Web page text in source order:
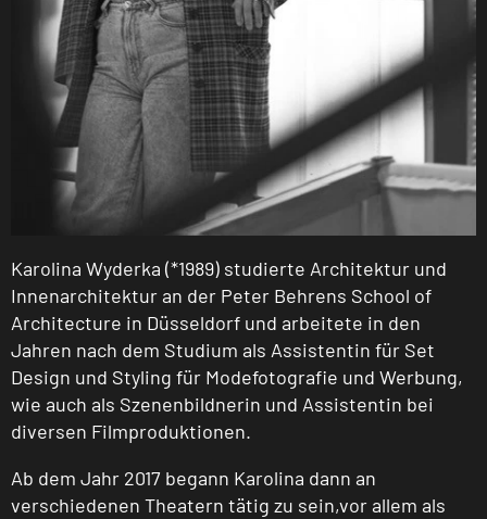
Karolina Wyderka (*1989) studierte Architektur und
Innenarchitektur an der Peter Behrens School of
Architecture in Düsseldorf und arbeitete in den
Jahren nach dem Studium als Assistentin für Set
Design und Styling für Modefotografie und Werbung,
wie auch als Szenenbildnerin und Assistentin bei
diversen Filmproduktionen.
Ab dem Jahr 2017 begann Karolina dann an
verschiedenen Theatern tätig zu sein,vor allem als